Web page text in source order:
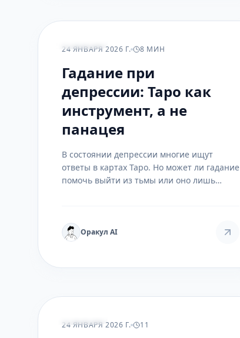
24 ЯНВАРЯ 2026 Г. 8 МИН
Гадание при
депрессии: Таро как
инструмент, а не
панацея
В состоянии депрессии многие ищут
ответы в картах Таро. Но может ли гадание
помочь выйти из тьмы или оно лишь
реальности.
Оракул AI
24 ЯНВАРЯ 2026 Г. 11